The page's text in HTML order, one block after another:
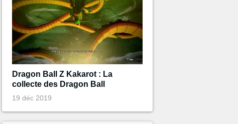
Dragon Ball Z Kakarot : La
collecte des Dragon Ball
19 déc 2019